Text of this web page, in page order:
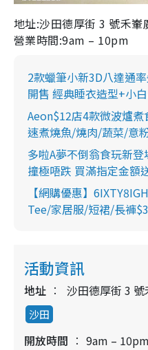
地址:沙田德厚街 3 號禾輋
營業時間:9am – 10pm
2款蠟筆小新3D八達通
開售 經典睡衣造型+小
Aeon$12店4款微波爐
速煮燒魚/燒肉/蔬菜/意
多啦A夢不倒翁食玩新
撞極唔跌 買滿指定金額
【網購優惠】
Tee/家居服/短裙/長褲
活動資訊
地址 沙田德厚街 3
沙田
開放時間 9am – 10pm